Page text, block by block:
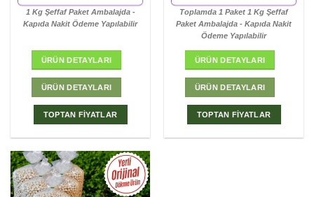
1 Kg Şeffaf Paket Ambalajda -
Kapıda Nakit Ödeme Yapılabilir
ÜRÜN DETAYLARI
ÜRÜN DETAYLARI
TOPTAN FİYATLAR
Toplamda 1 Paket 1 Kg Şeffaf
Paket Ambalajda - Kapıda Nakit
Ödeme Yapılabilir
ÜRÜN DETAYLARI
ÜRÜN DETAYLARI
TOPTAN FİYATLAR